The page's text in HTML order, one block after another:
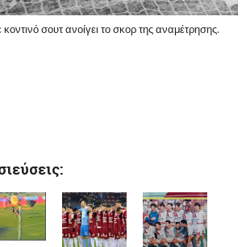
σουτ ανοίγει το σκορ της αναμέτρησης.